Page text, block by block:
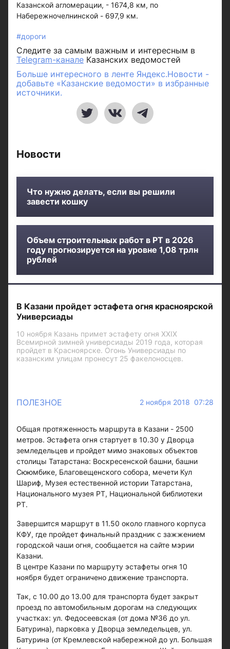
Казанской агломерации, - 1674,8 км, по
Набережночелнинской - 697,9 км.
#дороги
Следите за самым важным и интересным в
Telegram-канале Казанских ведомостей
Больше интересного в ленте Яндекс.Новости -
добавьте «Казанские ведомости» в избранные
источники.
Новости
Что нужно делать, если вы решили
завести кошку
Объем строительных работ в РТ в 2026
году прогнозируется на уровне 1,08 трлн
рублей
В Казани пройдет эстафета огня красноярской
Универсиады
10 ноября Казань примет эстафету огня XXIX
Всемирной зимней универсиады 2019 года, которая
пройдет в Красноярске. Огонь Универсиады по
казанским улицам пронесут 25 факелоносцев.
ПОЛЕЗНОЕ 2 ноября 2018 07:28
Общая протяженность маршрута в Казани - 2500
метров. Эстафета огня стартует в 10.30 у Дворца
земледельцев и пройдет мимо знаковых объектов
столицы Татарстана: Воскресенской башни, башни
Сююмбике, Благовещенского собора, мечети Кул
Шариф, Музея естественной истории Татарстана,
Национального музея РТ, Национальной библиотеки
РТ.
Завершится маршрут в 11.50 около главного корпуса
КФУ, где пройдет финальный праздник с зажжением
городской чаши огня, сообщается на сайте мэрии
Казани.
В центре Казани по маршруту эстафеты огня 10
ноября будет ограничено движение транспорта.
Так, с 10.00 до 13.00 для транспорта будет закрыт
проезд по автомобильным дорогам на следующих
участках: ул. Федосеевская (от дома №36 до ул.
Батурина), парковка у Дворца земледельцев, ул.
Батурина (от Кремлевской набережной до ул. Большая